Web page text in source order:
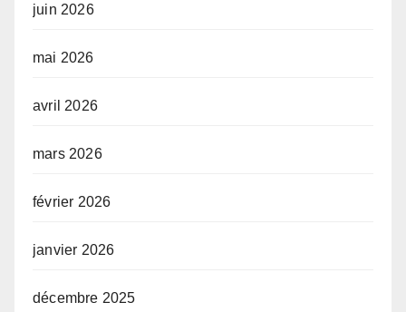
juin 2026
mai 2026
avril 2026
mars 2026
février 2026
janvier 2026
décembre 2025